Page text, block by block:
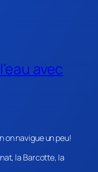
avec
on navigue un peu!
la Barcotte, la